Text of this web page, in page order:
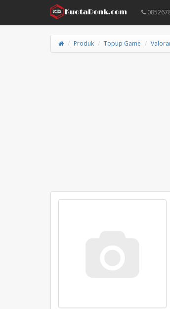
Produk Topup Game